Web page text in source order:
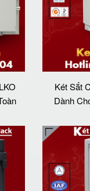
Két Sắt
Dành